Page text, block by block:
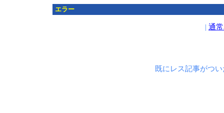
エラー
| 通
既にレス記事がつ